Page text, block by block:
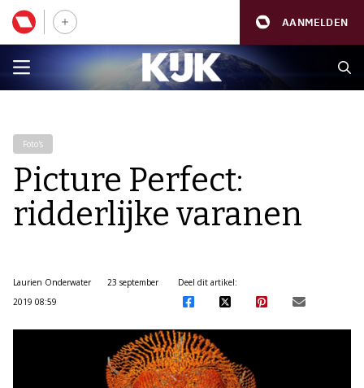
AANMELDEN
Foto's
Picture Perfect:
ridderlijke varanen
Laurien Onderwater
23 september
2019 08:59
Deel dit artikel: